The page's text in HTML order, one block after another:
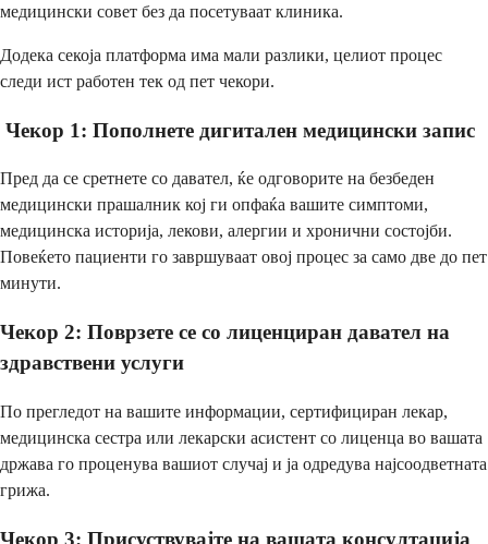
медицински совет без да посетуваат клиника.
Додека секоја платформа има мали разлики, целиот процес
следи ист работен тек од пет чекори.
Чекор 1: Пополнете дигитален медицински запис
Пред да се сретнете со давател, ќе одговорите на безбеден
медицински прашалник кој ги опфаќа вашите симптоми,
медицинска историја, лекови, алергии и хронични состојби.
Повеќето пациенти го завршуваат овој процес за само две до пет
минути.
Чекор 2: Поврзете се со лиценциран давател на
здравствени услуги
По прегледот на вашите информации, сертифициран лекар,
медицинска сестра или лекарски асистент со лиценца во вашата
држава го проценува вашиот случај и ја одредува најсоодветната
грижа.
Чекор 3: Присуствувајте на вашата консултација